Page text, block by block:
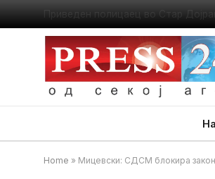
Home » Мицевски: СДСМ блокира